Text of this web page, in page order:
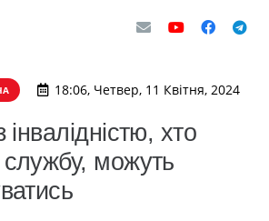
18:06, Четвер, 11 Квітня, 2024
інвалідністю, хто
можуть